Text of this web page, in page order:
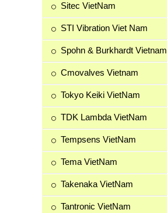
Sitec VietNam
STI Vibration Viet Nam
Spohn & Burkhardt Vietnam
Cmovalves Vietnam
Tokyo Keiki VietNam
TDK Lambda VietNam
Tempsens VietNam
Tema VietNam
Takenaka VietNam
Tantronic VietNam